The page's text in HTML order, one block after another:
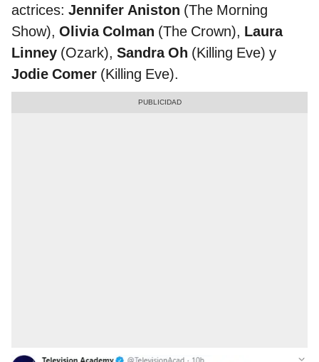
actrices: Jennifer Aniston (The Morning
Show), Olivia Colman (The Crown), Laura
Linney (Ozark), Sandra Oh (Killing Eve) y
Jodie Comer (Killing Eve).